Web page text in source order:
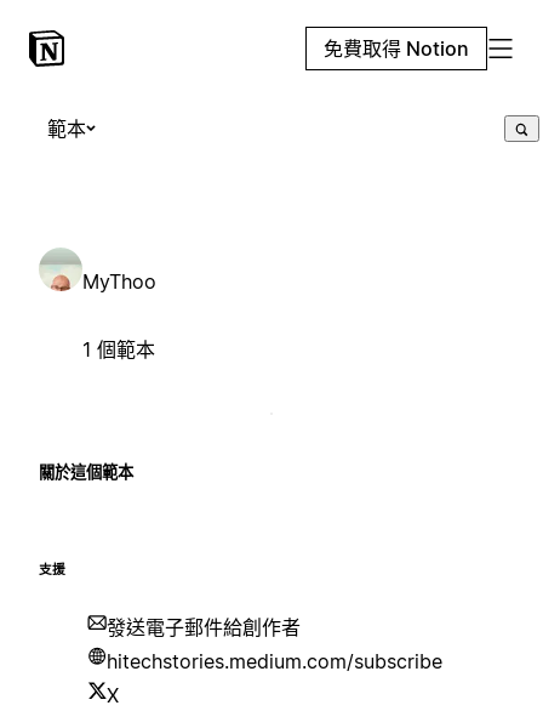
免費取得 Notion
範本
MyThoo
1 個範本
關於這個範本
支援
發送電子郵件給創作者
hitechstories.medium.com/subscribe
X